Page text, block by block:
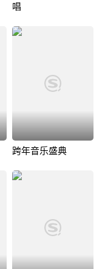
唱
跨年音乐盛典